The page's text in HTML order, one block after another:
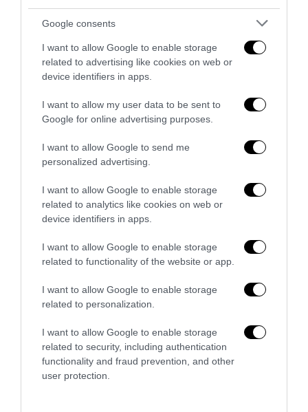
Google consents
I want to allow Google to enable storage
related to advertising like cookies on web or
device identifiers in apps.
I want to allow my user data to be sent to
Google for online advertising purposes.
I want to allow Google to send me
personalized advertising.
I want to allow Google to enable storage
related to analytics like cookies on web or
device identifiers in apps.
I want to allow Google to enable storage
related to functionality of the website or app.
I want to allow Google to enable storage
related to personalization.
I want to allow Google to enable storage
related to security, including authentication
functionality and fraud prevention, and other
user protection.
di una violenza sempre giustificata
28 Luglio 2026